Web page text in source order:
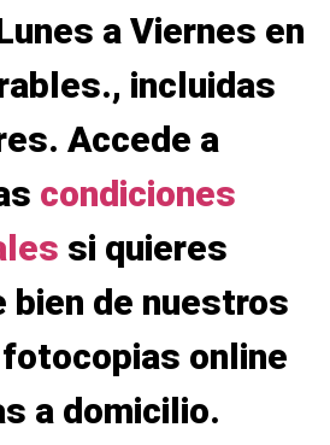
a Viernes en
incluidas
Accede a
condiciones
si quieres
bien de nuestros
online
a domicilio.